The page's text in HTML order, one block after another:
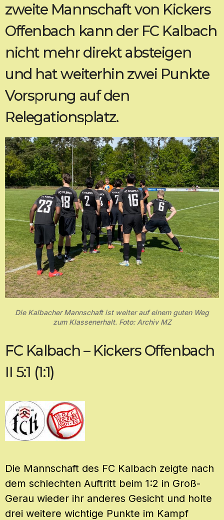
zweite Mannschaft von Kickers
Offenbach kann der FC Kalbach
nicht mehr direkt absteigen
und hat weiterhin zwei Punkte
Vorsprung auf den
Relegationsplatz.
Die Kalbacher Mannschaft ist weiter auf einem guten Weg
zum Klassenerhalt. Foto: Archiv MZ
FC Kalbach – Kickers Offenbach
II 5:1 (1:1)
Die Mannschaft des FC Kalbach zeigte nach
dem schlechten Auftritt beim 1:2 in Groß-
Gerau wieder ihr anderes Gesicht und holte
drei weitere wichtige Punkte im Kampf